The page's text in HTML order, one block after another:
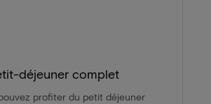
déjeuner complet
profiter du petit déjeuner